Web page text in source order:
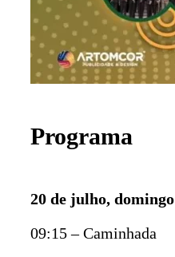
Programa
20 de julho, domingo
09:15 – Caminhada